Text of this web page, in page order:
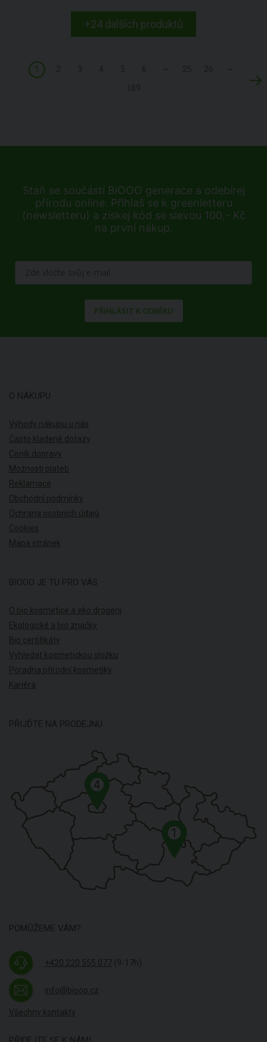
+24 dalších produktů
1
Staň se součástí BiOOO generace a odebírej
přírodu online. Přihlaš se k greenletteru
(newsletteru) a získej kód se slevou 100,- Kč
na první nákup.
PŘIHLÁSIT K ODBĚRU
O NÁKUPU
Výhody nákupu u nás
Často kladené dotazy
Ceník dopravy
Možnosti plateb
Reklamace
Obchodní podmínky
Ochrana osobních údajů
Cookies
Mapa stránek
BIOOO JE TU PRO VÁS
O bio kosmetice a eko drogerii
Ekologické a bio značky
Bio certifikáty
Vyhledat kosmetickou složku
Poradna přírodní kosmetiky
Kariéra
PŘIJĎTE NA PRODEJNU
1
4
POMŮŽEME VÁM?
+420 220 555 077 (9-17h)
info@biooo.cz
Všechny kontakty